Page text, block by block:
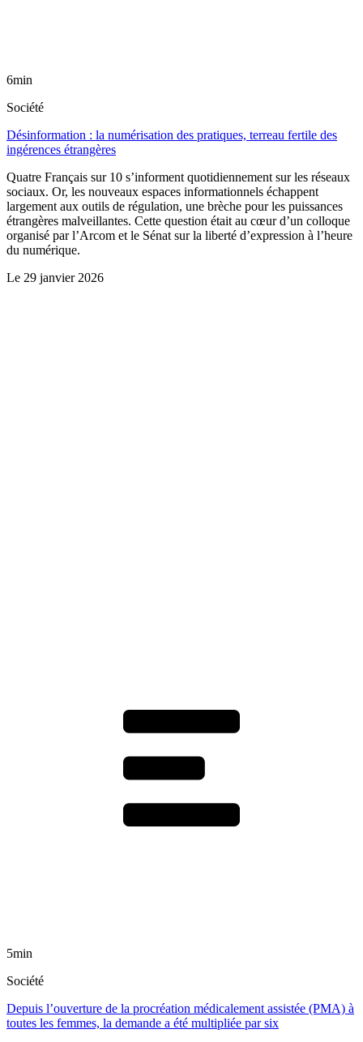
6min
Société
Désinformation : la numérisation des pratiques, terreau fertile des
ingérences étrangères
Quatre Français sur 10 s’informent quotidiennement sur les réseaux
sociaux. Or, les nouveaux espaces informationnels échappent
largement aux outils de régulation, une brèche pour les puissances
étrangères malveillantes. Cette question était au cœur d’un colloque
organisé par l’Arcom et le Sénat sur la liberté d’expression à l’heure
du numérique.
Le 29 janvier 2026
5min
Société
Depuis l’ouverture de la procréation médicalement assistée (PMA) à
toutes les femmes, la demande a été multipliée par six